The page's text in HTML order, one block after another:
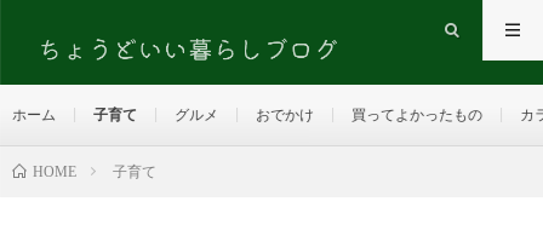
ホーム 子育て グルメ おでかけ 買ってよかったもの カ
HOME 子育て